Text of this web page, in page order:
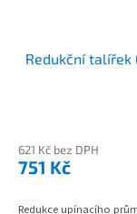
Redukční talířek
621 Kč bez DPH
751 Kč
Redukce upínacího